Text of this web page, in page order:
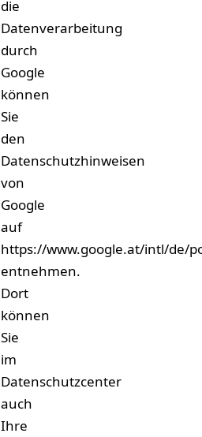
die
Datenverarbeitung
durch
Google
können
Sie
den
Datenschutzhinweisen
von
Google
auf
https://www.google.at/intl/de/
entnehmen.
Dort
können
Sie
im
Datenschutzcenter
auch
Ihre